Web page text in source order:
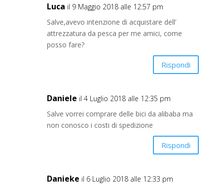
Luca il 9 Maggio 2018 alle 12:57 pm
Salve,avevo intenzione di acquistare dell’
attrezzatura da pesca per me amici, come
posso fare?
Rispondi
Daniele il 4 Luglio 2018 alle 12:35 pm
Salve vorrei comprare delle bici da alibaba ma
non conosco i costi di spedizione
Rispondi
Danieke il 6 Luglio 2018 alle 12:33 pm